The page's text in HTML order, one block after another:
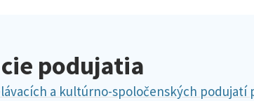
podujatia
a kultúrno-spoločenských podujatí